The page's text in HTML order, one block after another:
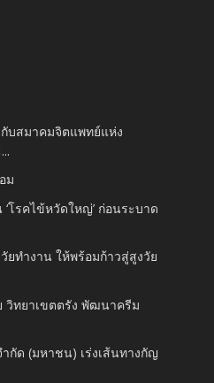
บสมาคมจิตแพทย์แห่ง
ม
โรคไข้หวัดใหญ่’ ก่อนระบาด
ยทำงาน ให้พร้อมก้าวสู่สูงวัย
วิทยาเขตตรัง พัฒนาครีม
กัด (มหาชน) เร่งเส้นทางกัญ